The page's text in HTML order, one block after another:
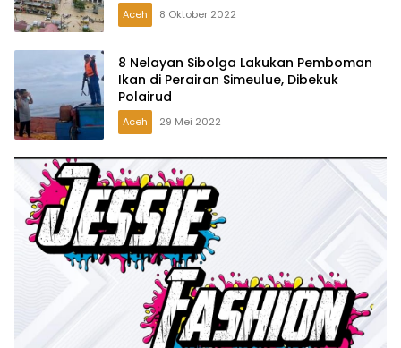
Aceh 8 Oktober 2022
8 Nelayan Sibolga Lakukan Pemboman
Ikan di Perairan Simeulue, Dibekuk
Polairud
Aceh 29 Mei 2022